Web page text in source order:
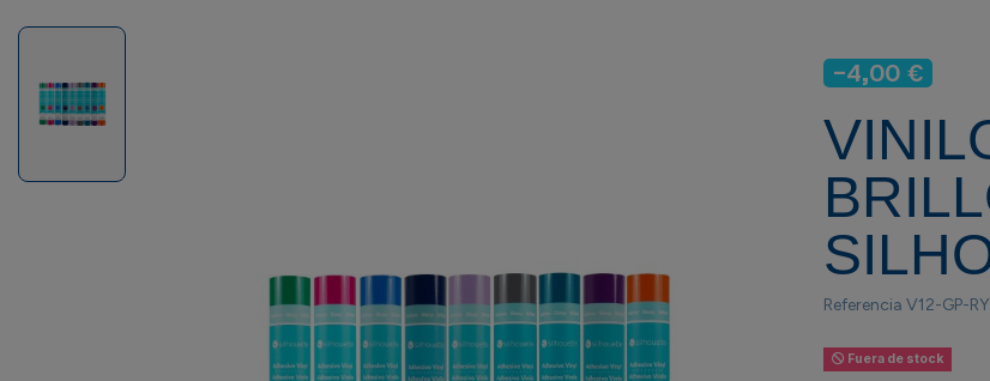
-4,00 €
Referencia V12-GP-
Fuera de stock